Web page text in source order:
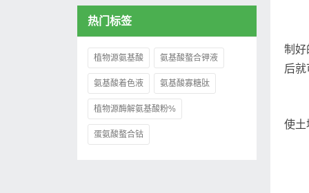
制好
后就
使土
热门标签
植物源氨基酸 氨基酸螯合钾液
氨基酸着色液 氨基酸寡糖肽
植物源酶解氨基酸粉%
蛋氨酸螯合钴